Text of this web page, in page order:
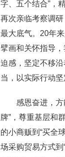
字、五个结合”，
再次亲临考察调
最大底气。20年
擘画和关怀指导
迫感，坚定不移
当，以实际行动坚
感恩奋进，方能
牌”，尊重基层和
的小商贩到“买全
场采购贸易方式